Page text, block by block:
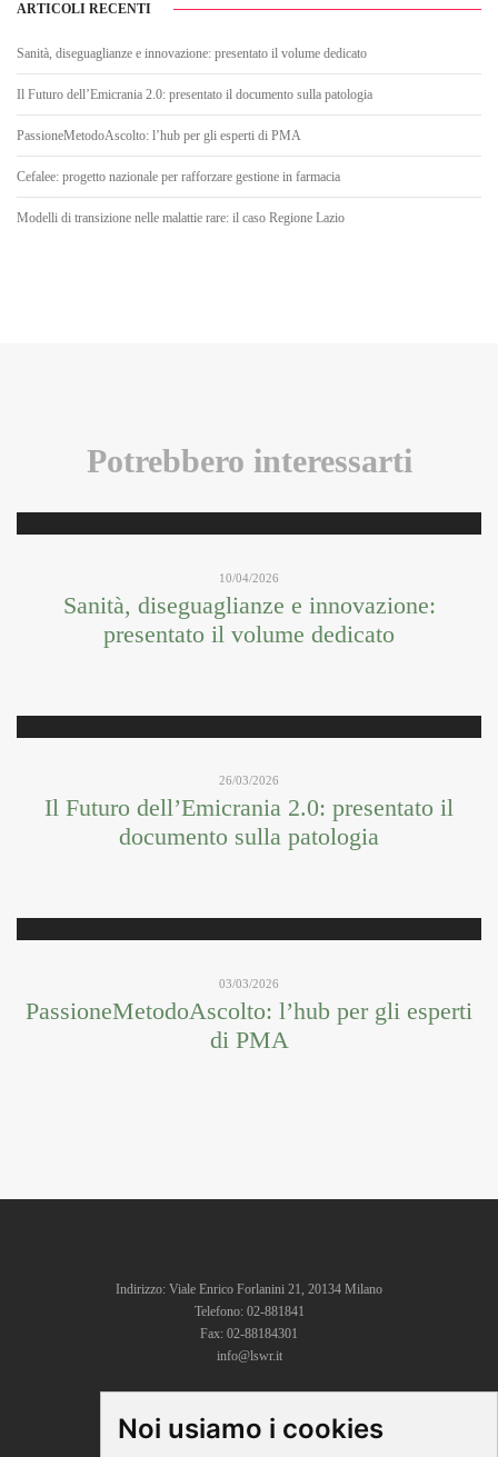
Noi usiamo i cookies
ARTICOLI RECENTI
Sanità, diseguaglianze e innovazione: presentato il volume dedicato
Il Futuro dell’Emicrania 2.0: presentato il documento sulla patologia
PassioneMetodoAscolto: l’hub per gli esperti di PMA
Cefalee: progetto nazionale per rafforzare gestione in farmacia
Modelli di transizione nelle malattie rare: il caso Regione Lazio
Potrebbero interessarti
10/04/2026
Sanità, diseguaglianze e innovazione:
presentato il volume dedicato
26/03/2026
Il Futuro dell’Emicrania 2.0: presentato il
documento sulla patologia
03/03/2026
PassioneMetodoAscolto: l’hub per gli esperti
di PMA
Indirizzo: Viale Enrico Forlanini 21, 20134 Milano
Telefono: 02-881841
Fax: 02-88184301
info@lswr.it
CONNECT